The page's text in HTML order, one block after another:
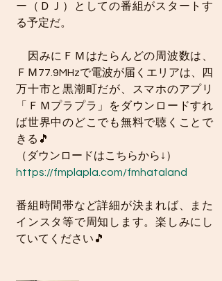
ー（ＤＪ）としての番組がスタートす
る予定だ。
因みにＦＭはたらんどの周波数は、
ＦＭ77.9MHzで電波が届くエリアは、四
万十市と黒潮町だが、スマホのアプリ
「ＦＭプラプラ」をダウンロードすれ
ば世界中のどこでも無料で聴くことで
きる🎵
（ダウンロードはこちらから↓）
https://fmplapla.com/fmhataland
番組時間帯など詳細が決まれば、また
インスタ等で周知します。楽しみにし
ていてください🎵